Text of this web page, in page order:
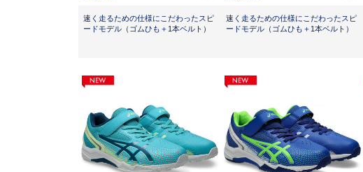
速く走るための仕様にこだわったスピ
ードモデル（ゴムひも＋1本ベルト）
速く走るための仕様にこだわったスピ
ードモデル（ゴムひも＋1本ベルト）